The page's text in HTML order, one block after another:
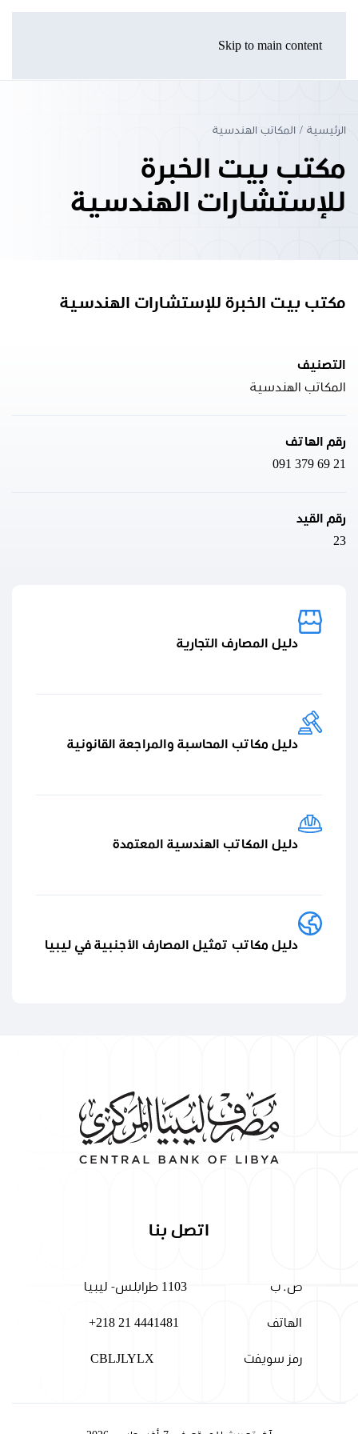
Skip to main content
الرئيسية المكاتب الهندسية
مكتب بيت الخبرة
للإستشارات الهندسية
مكتب بيت الخبرة للإستشارات الهندسية
التصنيف
المكاتب الهندسية
رقم الهاتف
091 379 69 21
رقم القيد
23
دليل المصارف التجارية
دليل مكاتب المحاسبة والمراجعة القانونية
دليل المكاتب الهندسية المعتمدة
دليل مكاتب تمثيل المصارف الأجنبية في ليبيا
اتصل بنا
ص. ب 1103 طرابلس- ليبيا
الهاتف +218 21 4441481
رمز سويفت CBLJLYLX